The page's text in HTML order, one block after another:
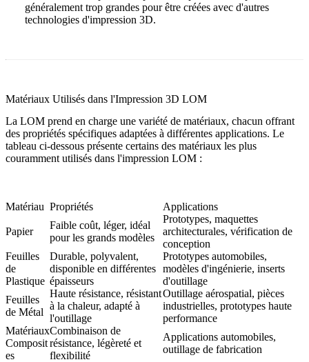
généralement trop grandes pour être créées avec d'autres
technologies d'impression 3D.
Matériaux Utilisés dans l'Impression 3D LOM
La LOM prend en charge une variété de matériaux, chacun offrant
des propriétés spécifiques adaptées à différentes applications. Le
tableau ci-dessous présente certains des matériaux les plus
couramment utilisés dans l'impression LOM :
Matériau Propriétés Applications
Papier
Faible coût, léger, idéal
pour les grands modèles
Prototypes, maquettes
architecturales, vérification de
conception
Feuilles
de
Plastique
Durable, polyvalent,
disponible en différentes
épaisseurs
Prototypes automobiles,
modèles d'ingénierie, inserts
d'outillage
Feuilles
de Métal
Haute résistance, résistant
à la chaleur, adapté à
l'outillage
Outillage aérospatial, pièces
industrielles, prototypes haute
performance
Matériaux
Composit
es
Combinaison de
résistance, légèreté et
flexibilité
Applications automobiles,
outillage de fabrication